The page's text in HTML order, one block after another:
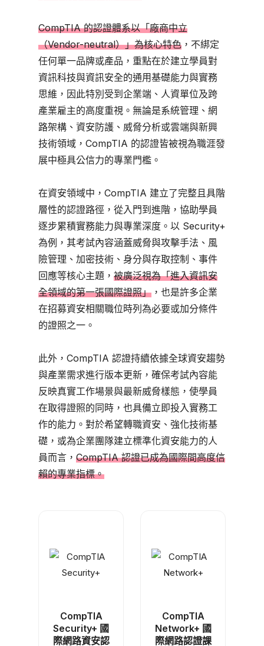
CompTIA 的認證體系以「廠商中立
（Vendor-neutral）」為核心特色 ，不綁定
任何單一品牌或產品，重點在於建立學員對
資訊科技與資訊安全的通用基礎能力與實務
思維，因此特別受到企業端、人資單位及跨
產業雇主的高度重視。無論是系統管理、網
路架構、資安防護、威脅分析或雲端與新興
技術領域，CompTIA 的認證皆被視為職涯發
展中極具公信力的專業門檻。
在資安領域中，CompTIA 建立了完整且具階
層性的認證路徑，從入門到進階，協助學員
逐步累積實務能力與專業深度。以 Security+
為例，其考試內容涵蓋威脅與攻擊手法、風
險管理、加密技術、身分與存取控制、事件
回應等核心主題， 被廣泛視為「進入資訊安
全領域的第一張國際證照」 ，也是許多企業
在招募資安相關職位時列為必要或加分條件
的證照之一。
此外，CompTIA 認證持續依據全球資安趨勢
與產業需求進行版本更新，確保考試內容能
反映真實工作場景與最新威脅樣態，使學員
在取得證照的同時，也具備立即投入實務工
作的能力。對於希望轉職資安、強化技術基
礎，或為企業團隊建立標準化資安能力的人
員而言， CompTIA 認證已成為國際間高度信
賴的專業指標。
CompTIA
Security+ 國
際網路資安認
CompTIA
Network+ 國
際網路認證課